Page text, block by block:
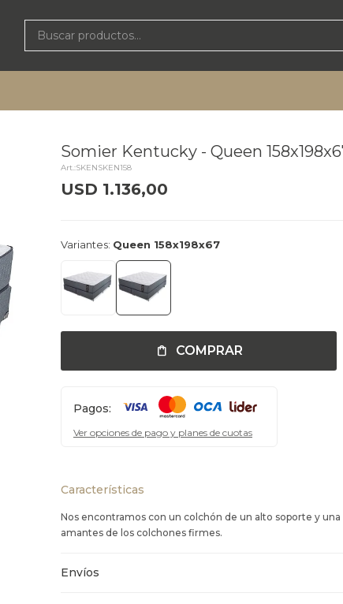
Somier Kentucky - Queen
SKENSKEN158
USD 1.136,00
Variantes: Queen 158x198x67
COMPRAR
Pagos:
Ver opciones de pago y planes de cuotas
Características
Nos encontramos con un colchón de un alto soporte y
amantes de los colchones firmes.
Envíos